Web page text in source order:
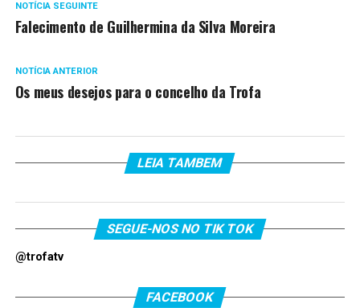
NOTÍCIA SEGUINTE
Falecimento de Guilhermina da Silva Moreira
NOTÍCIA ANTERIOR
Os meus desejos para o concelho da Trofa
LEIA TAMBEM
SEGUE-NOS NO TIK TOK
@trofatv
FACEBOOK